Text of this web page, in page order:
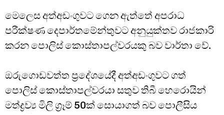
මෙලෙස අත්අඩංගුවට ගෙන ඇත්තේ අපරාධ
පරීක්ෂණ දෙපාර්තමේන්තුවට අනුයුක්තව රාජකාරි
කරන පොලිස් කොස්තාපල්වරයකු බව වාර්තා වේ.
ඔරුගොඩවත්ත ප්‍රදේශයේදී අත්අඩංගුවට ගත්
පොලිස් කොස්තාපල්වරයා සතුව තිබී හෙරොයින්
මත්ද්‍රව්‍ය මිලි ග්‍රෑම් 50ක් සොයාගත් බව පොලීසිය